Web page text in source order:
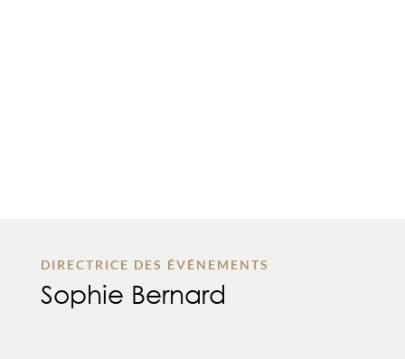
DIRECTRICE DES ÉVÉNEMENTS
Sophie Bernard